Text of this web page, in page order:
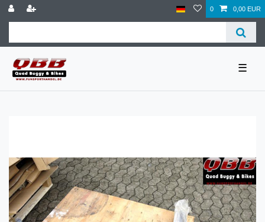
0 0,00 EUR
☰